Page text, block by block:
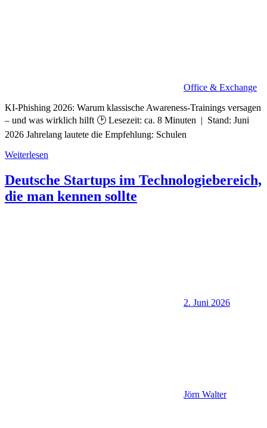
Office & Exchange
KI-Phishing 2026: Warum klassische Awareness-Trainings versagen
– und was wirklich hilft 🕑 Lesezeit: ca. 8 Minuten | Stand: Juni
2026 Jahrelang lautete die Empfehlung: Schulen
Weiterlesen
Deutsche Startups im Technologiebereich,
die man kennen sollte
2. Juni 2026
Jörn Walter